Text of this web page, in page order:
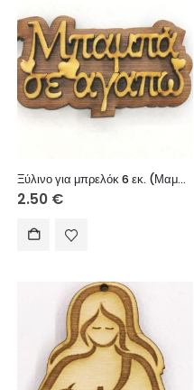
Ξύλινο για μπρελόκ 6 εκ. (Μαμπά σε αγαπώ)
2.50 €